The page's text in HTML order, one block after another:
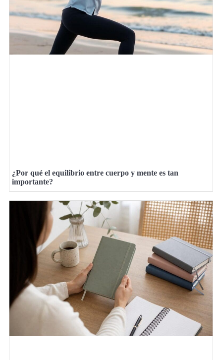
¿Por qué el equilibrio entre cuerpo y mente es tan
importante?